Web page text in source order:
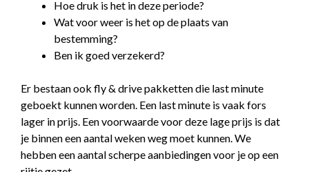
Hoe druk is het in deze periode?
Wat voor weer is het op de plaats van
bestemming?
Ben ik goed verzekerd?
Er bestaan ook fly & drive pakketten die last minute
geboekt kunnen worden. Een last minute is vaak fors
lager in prijs. Een voorwaarde voor deze lage prijs is dat
je binnen een aantal weken weg moet kunnen. We
hebben een aantal scherpe aanbiedingen voor je op een